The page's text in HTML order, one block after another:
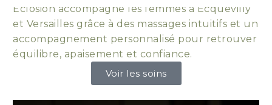
Eclosion accompagne les femmes à Ecquevilly
et Versailles grâce à des massages intuitifs et un
accompagnement personnalisé pour retrouver
équilibre, apaisement et confiance.
Voir les soins